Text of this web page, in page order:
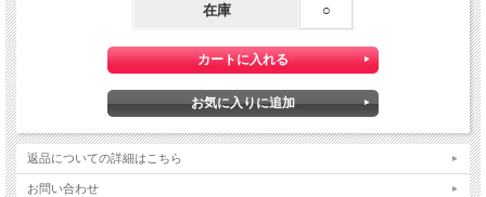
在庫 ○
返品についての詳細はこちら
お問い合わせ